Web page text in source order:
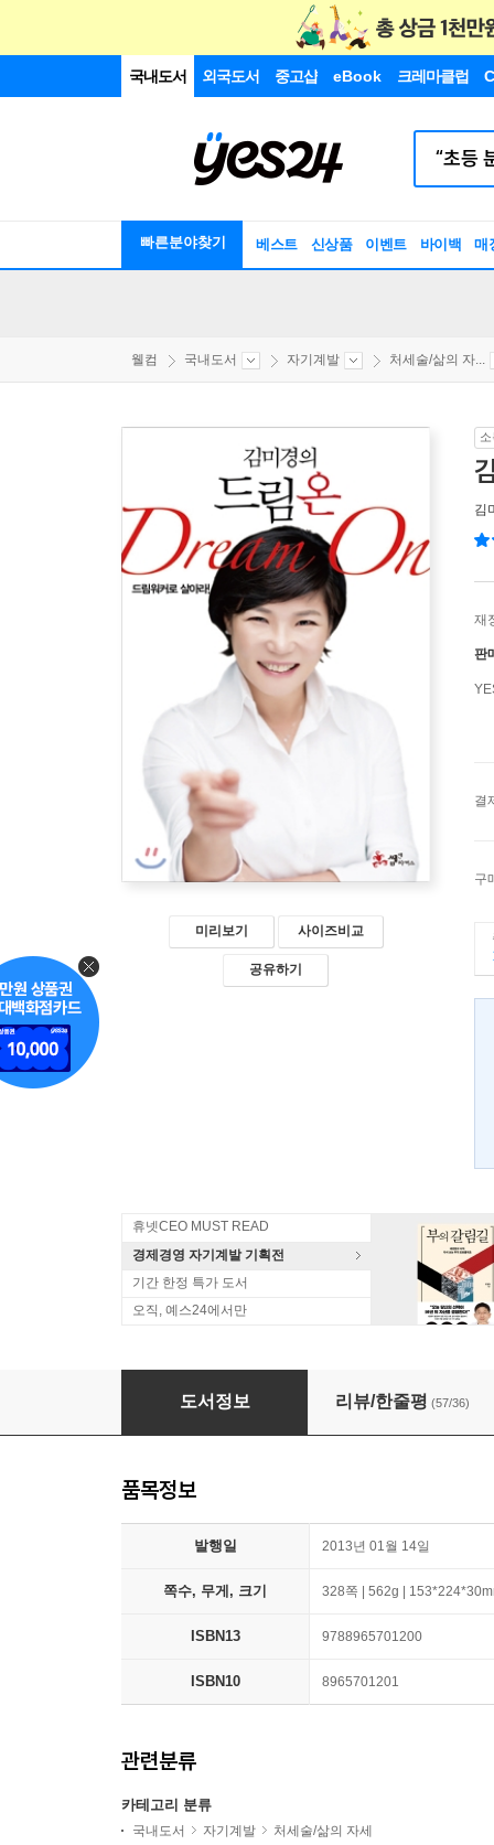
국내도서 외국도서 중고샵 eBook 크레마클럽
빠른분야찾기 베스트 신상품 이벤트 바이백 매
웰컴 국내도서 자기계발 처세술/삶의 자...
미리보기 사이즈비교
공유하기
김
재
판
결
구
휴넷CEO MUST READ
경제경영 자기계발 기획전
기간 한정 특가 도서
오직, 예스24에서만
김미경의 드림 온 Dream on
도서정보 리뷰/한줄평 (57/36)
품목정보
발행일 2013년 01월 14일
쪽수, 무게, 크기 328쪽 | 562g |
ISBN13 9788965701200
ISBN10 8965701201
관련분류
카테고리 분류
국내도서 자기계발
처세술/삶의 자세